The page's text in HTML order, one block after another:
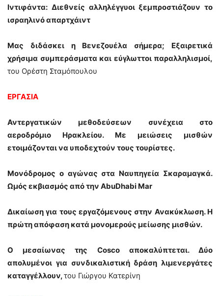
Ιντιφάντα: Διεθνείς αλληλέγγυοι ξεμπροστιάζουν το
ισραηλινό απαρτχάιντ
Μας διδάσκει η Βενεζουέλα σήμερα; Εξαιρετικά
χρήσιμα συμπεράσματα και εύγλωττοι παραλληλισμοί,
του Ορέστη Σταμόπουλου
ΕΡΓΑΣΙΑ
Αντεργατικών μεθοδεύσεων συνέχεια στο
αεροδρόμιο Ηρακλείου. Με μειώσεις μισθών
ετοιμάζονται να υποδεχτούν τους τουρίστες.
Μονόδρομος ο αγώνας στα Ναυπηγεία Σκαραμαγκά.
Ωμός εκβιασμός από την AbuDhabi Mar
Δικαίωση για τους εργαζόμενους στην Ανακύκλωση. Η
πρώτη απόφαση κατά μονομερούς μείωσης μισθών.
Ο μεσαίωνας της Cosco αποκαλύπτεται. Δύο
απολυμένοι για συνδικαλιστική δράση λιμενεργάτες
καταγγέλλουν,του Γιώργου Κατερίνη